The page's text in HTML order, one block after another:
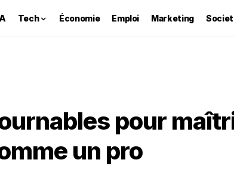
Tech Économie Emploi Marketing
pour
un pro